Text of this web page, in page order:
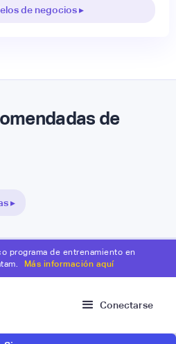
de negocios ▸
de
▸
programa de entrenamiento en
Más información aquí
Conectarse